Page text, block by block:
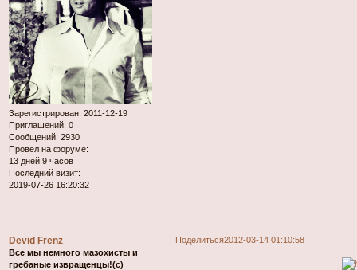
Зарегистрирован: 2011-12-19
Приглашений: 0
Сообщений: 2930
Провел на форуме:
13 дней 9 часов
Последний визит:
2019-07-26 16:20:32
Поделиться2012-03-14 01:10:58
Devid Frenz
Все мы немного мазохисты и
гребаные извращенцы!(с)